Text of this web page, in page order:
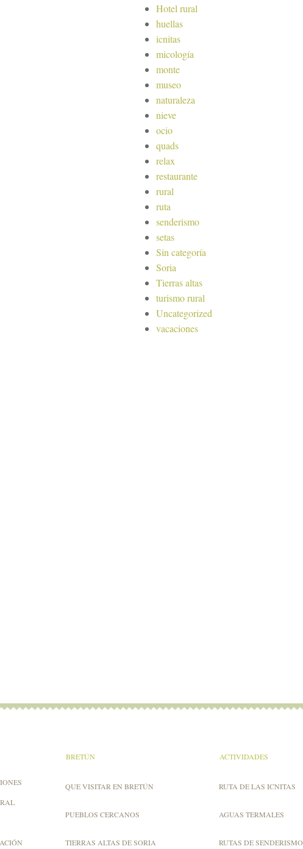
Hotel rural
huellas
icnitas
micología
monte
museo
naturaleza
nieve
ocio
quads
relax
restaurante
rural
ruta
senderismo
setas
Sin categoría
Soria
Tierras altas
turismo rural
Uncategorized
vacaciones
BRETÚN
QUE VISITAR EN BRETÚN
PUEBLOS CERCANOS
TIERRAS ALTAS DE SORIA
ACTIVIDADES
RUTA DE LAS ICNITAS
AGUAS TERMALES
RUTAS DE SENDERISMO